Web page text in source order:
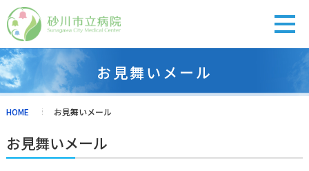
診療担当医表 受付の流れ
休診・代診
外来のご案内
お見舞いメール
HOME お見舞いメール
お見舞いメール